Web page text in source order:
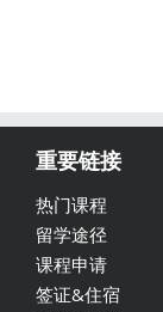
重要链接
热门课程
留学途径
课程申请
签证&住宿